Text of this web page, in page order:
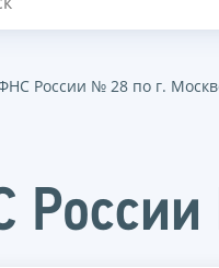
России № 28 по г.
России